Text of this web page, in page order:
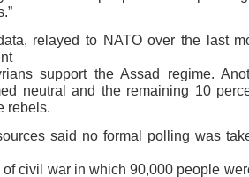
relayed to NATO over the last
support the Assad regime.
neutral and the remaining 10
rebels.
said no formal polling was
of civil war in which 90,000 people